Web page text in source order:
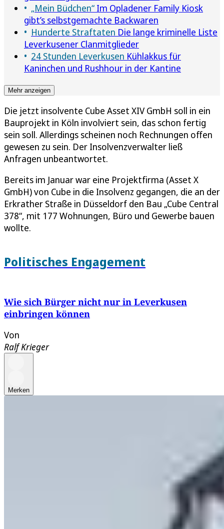
„Mein Büdchen“ Im Opladener Family Kiosk
gibt’s selbstgemachte Backwaren
Hunderte Straftaten Die lange kriminelle Liste
Leverkusener Clanmitglieder
24 Stunden Leverkusen Kühlakkus für
Kaninchen und Rushhour in der Kantine
Mehr anzeigen
Die jetzt insolvente Cube Asset XIV GmbH soll in ein
Bauprojekt in Köln involviert sein, das schon fertig
sein soll. Allerdings scheinen noch Rechnungen offen
gewesen zu sein. Der Insolvenzverwalter ließ
Anfragen unbeantwortet.
Bereits im Januar war eine Projektfirma (Asset X
GmbH) von Cube in die Insolvenz gegangen, die an der
Erkrather Straße in Düsseldorf den Bau „Cube Central
378“, mit 177 Wohnungen, Büro und Gewerbe bauen
wollte.
Politisches Engagement
Wie sich Bürger nicht nur in Leverkusen
einbringen können
Von
Ralf Krieger
Merken